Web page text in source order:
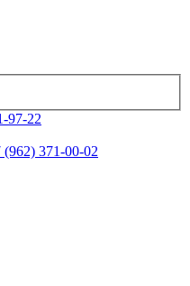
97-22
(962) 371-00-02